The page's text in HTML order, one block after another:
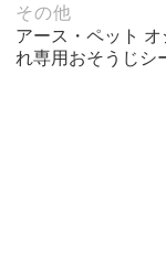
その他
アース・ペット オ
れ専用おそうじシ